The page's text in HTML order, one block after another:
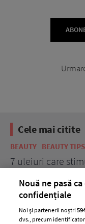
Cele mai citite
BEAUTY BEAUTY TIPS
7 uleiuri care
Nouă ne pasă
confidențiale
Noi și partenerii noștri
dvs., precum